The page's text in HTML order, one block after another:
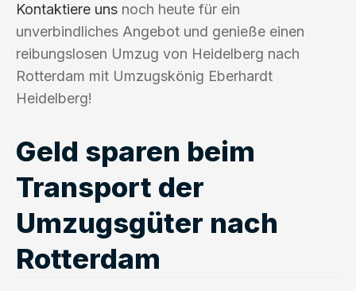
Kontaktiere uns noch heute für ein
unverbindliches Angebot und genieße einen
reibungslosen Umzug von Heidelberg nach
Rotterdam mit Umzugskönig Eberhardt
Heidelberg!
Geld sparen beim
Transport der
Umzugsgüter nach
Rotterdam